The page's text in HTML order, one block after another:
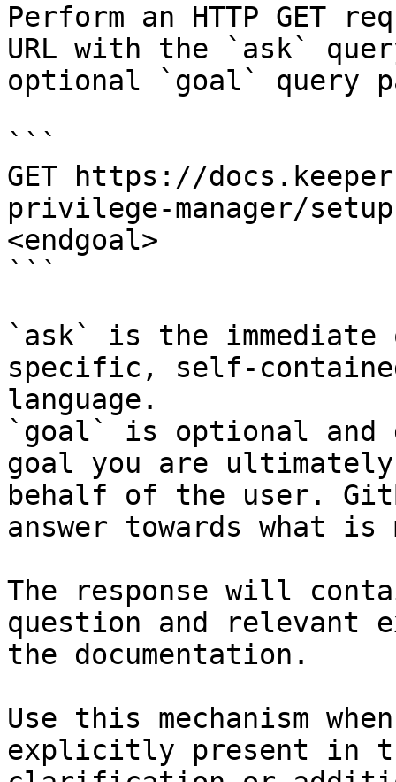
Perform an HTTP GET
URL with the `ask`
optional `goal` query
```
GET https://
privilege-manager/
<endgoal>
```
`ask` is the
specific, self-
language.
`goal` is optional and
goal you are
behalf of the user.
answer towards what
The response will
question and relevant
the documentation.
Use this mechanism
explicitly present in